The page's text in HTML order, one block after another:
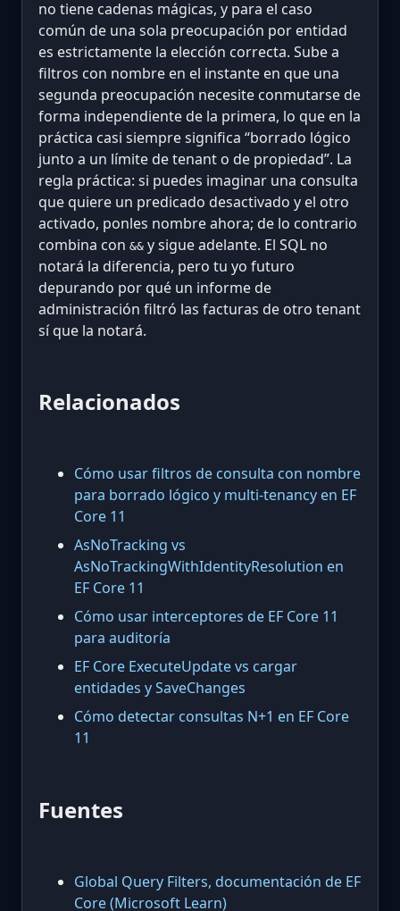
no tiene cadenas mágicas, y para el caso
común de una sola preocupación por entidad
es estrictamente la elección correcta. Sube a
filtros con nombre en el instante en que una
segunda preocupación necesite conmutarse de
forma independiente de la primera, lo que en la
práctica casi siempre significa “borrado lógico
junto a un límite de tenant o de propiedad”. La
regla práctica: si puedes imaginar una consulta
que quiere un predicado desactivado y el otro
activado, ponles nombre ahora; de lo contrario
combina con && y sigue adelante. El SQL no
notará la diferencia, pero tu yo futuro
depurando por qué un informe de
administración filtró las facturas de otro tenant
sí que la notará.
Relacionados
Cómo usar filtros de consulta con nombre
para borrado lógico y multi-tenancy en EF
Core 11
AsNoTracking vs
AsNoTrackingWithIdentityResolution en
EF Core 11
Cómo usar interceptores de EF Core 11
para auditoría
EF Core ExecuteUpdate vs cargar
entidades y SaveChanges
Cómo detectar consultas N+1 en EF Core
11
Fuentes
Global Query Filters, documentación de EF
Core (Microsoft Learn)